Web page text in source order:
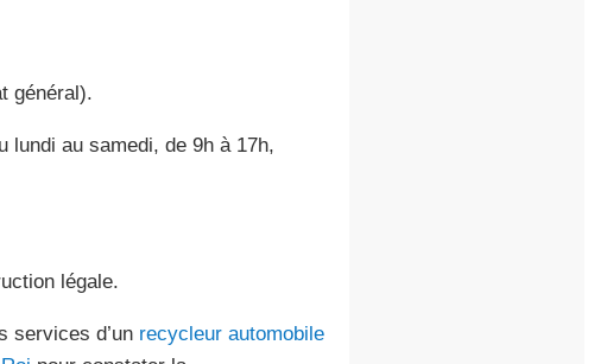
général).
lundi au samedi, de 9h à 17h,
légale.
services d’un recycleur automobile